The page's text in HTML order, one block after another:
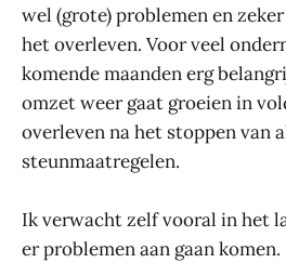
wel (grote) problemen en
het overleven. Voor veel
komende maanden erg
omzet weer gaat groeien in
overleven na het stoppen van
steunmaatregelen.
Ik verwacht zelf vooral in het
er problemen aan gaan